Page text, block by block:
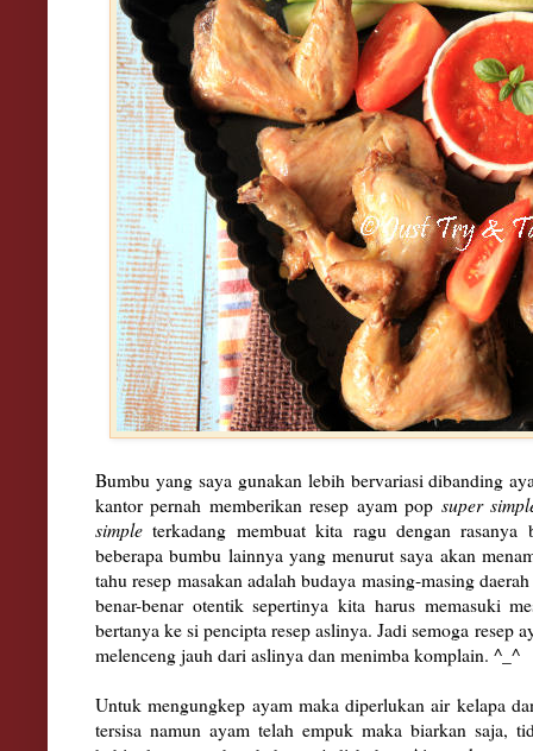
Bumbu yang saya gunakan lebih bervariasi dibanding
kantor pernah memberikan resep ayam pop super s
simple terkadang membuat kita ragu dengan rasanya
beberapa bumbu lainnya yangmenurut saya akan
tahu resep masakan adalah budaya masing-masing daera
benar-benar otentik sepertinya kita harus memasuki
bertanya ke si pencipta resepaslinya.Jadi semoga resep
melenceng jauh dari aslinya dan menimba komplain. ^_ ^
Untuk mengungkep ayam maka diperlukan air kelapa
tersisa namun ayam telah empuk maka biarkan saja,